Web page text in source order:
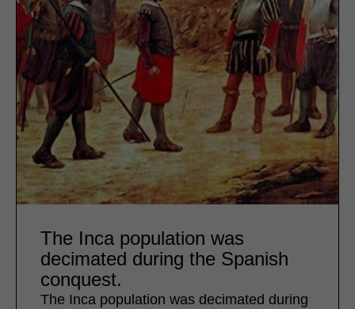
The Inca population was
decimated during the Spanish
conquest.
The Inca population was decimated during